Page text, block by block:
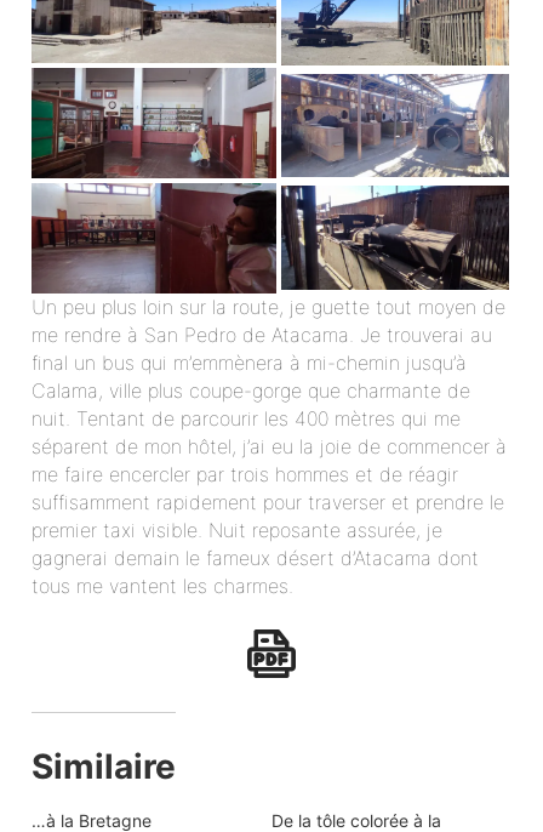
Un peu plus loin sur la route, je guette tout moyen de
me rendre à San Pedro de Atacama. Je trouverai au
final un bus qui m’emmènera à mi-chemin jusqu’à
Calama, ville plus coupe-gorge que charmante de
nuit. Tentant de parcourir les 400 mètres qui me
séparent de mon hôtel, j’ai eu la joie de commencer à
me faire encercler par trois hommes et de réagir
suffisamment rapidement pour traverser et prendre le
premier taxi visible. Nuit reposante assurée, je
gagnerai demain le fameux désert d’Atacama dont
tous me vantent les charmes.
Similaire
…à la Bretagne
De la tôle colorée à la